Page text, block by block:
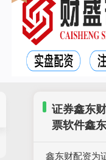
证券鑫东
票软件鑫
鑫东财配资为